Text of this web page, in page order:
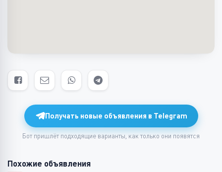
Получать новые объявления в Telegram
Бот пришлёт подходящие варианты, как только они появятся
Похожие объявления